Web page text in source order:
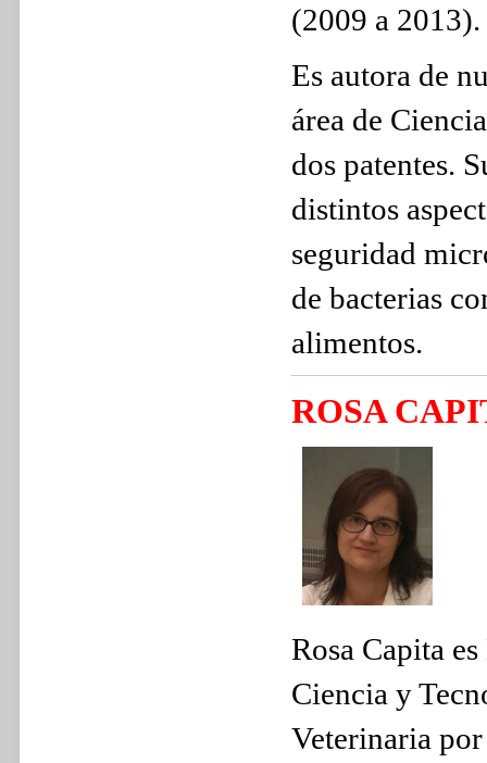
(2009 a 2013).
Es autora de
área de
dos patentes.
distintos
seguridad
de bacterias
alimentos.
ROSA
Rosa Capita
Ciencia y
Veterinaria